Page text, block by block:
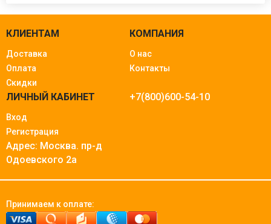
КЛИЕНТАМ
Доставка
Оплата
Скидки
КОМПАНИЯ
О нас
Контакты
ЛИЧНЫЙ КАБИНЕТ
Вход
Регистрация
+7(800)600-54-10
Адрес: Москва. пр-д
Одоевского 2а
Принимаем к оплате: